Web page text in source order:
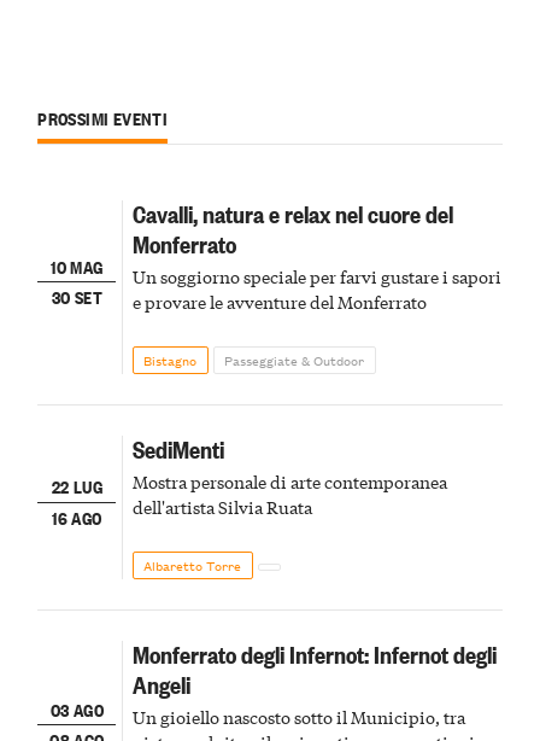
PROSSIMI EVENTI
10 MAG
30 SET
Cavalli, natura e relax nel cuore del
Monferrato
Un soggiorno speciale per farvi gustare i sapori
e provare le avventure del Monferrato
Bistagno Passeggiate & Outdoor
22 LUG
16 AGO
SediMenti
Mostra personale di arte contemporanea
dell'artista Silvia Ruata
Albaretto Torre
03 AGO
Monferrato degli Infernot: Infernot degli
Angeli
Un gioiello nascosto sotto il Municipio, tra